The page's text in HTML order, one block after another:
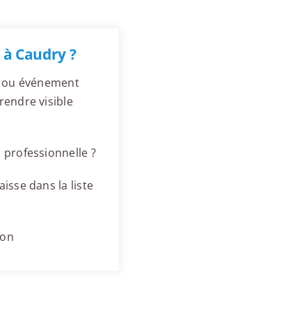
Caudry ?
événement
visible
?
dans la liste